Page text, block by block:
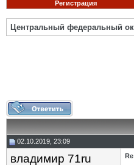
Регистрация
Центральный федеральный
02.10.2019, 23:09
владимир 71ru